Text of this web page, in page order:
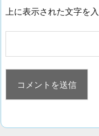
上に表示された文字を